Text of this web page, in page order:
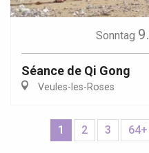
Sonntag 9.
Séance de Qi Gong
Veules-les-Roses
1 2 3 64+